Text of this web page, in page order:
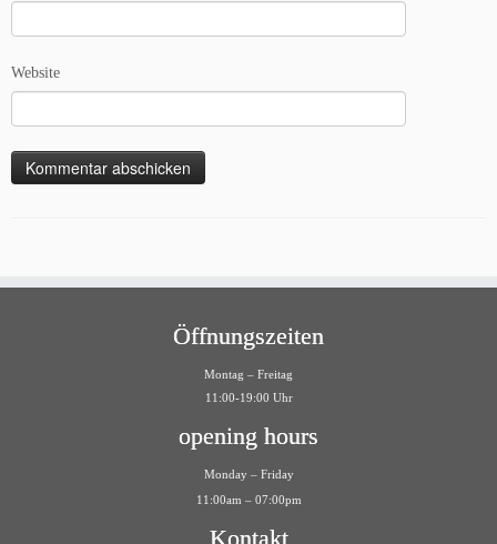
Website
Öffnungszeiten
Montag – Freitag
11:00-19:00 Uhr
opening hours
Monday – Friday
11:00am – 07:00pm
Kontakt